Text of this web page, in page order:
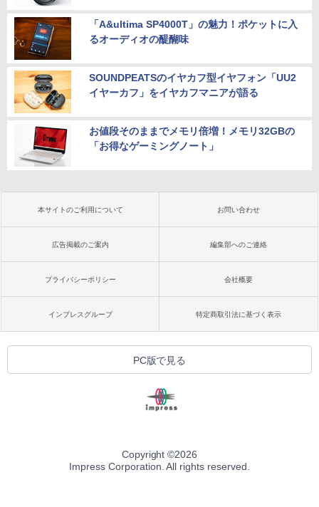
「A&ultima SP4000T」の魅力！ポケットに入
るオーディオの醍醐味
SOUNDPEATSのイヤカフ型イヤフォン「UU2
イヤーカフ」をイヤカフマニアが語る
お値段そのままでメモリ倍増！メモリ32GBの
「お得なゲーミングノート」
本サイトのご利用について お問い合わせ
広告掲載のご案内 編集部へのご連絡
プライバシーポリシー 会社概要
インプレスグループ 特定商取引法に基づく表示
PC版で見る
Copyright ©2026
Impress Corporation. All rights reserved.